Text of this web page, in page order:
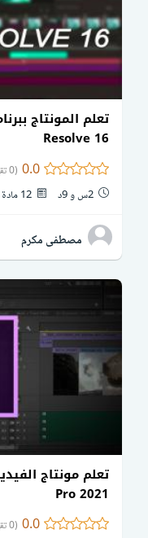
Resolve 16
0.0 (0 تقييم )
2س و 9د 12 مادة
مصطفى مكرم
Pro 2021
0.0 (0 تقييم )